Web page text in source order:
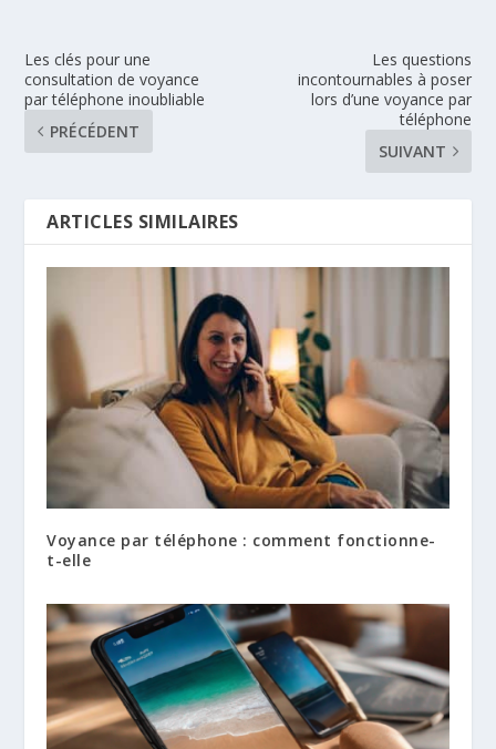
Les clés pour une
consultation de voyance
par téléphone inoubliable
PRÉCÉDENT
Les questions
incontournables à poser
lors d’une voyance par
téléphone
SUIVANT
ARTICLES SIMILAIRES
Voyance par téléphone : comment fonctionne-
t-elle